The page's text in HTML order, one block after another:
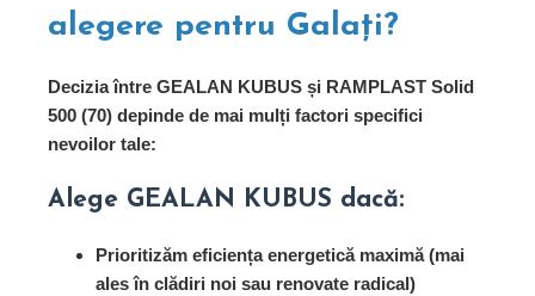
alegere pentru Galați?
Decizia între GEALAN KUBUS și RAMPLAST Solid
500 (70) depinde de mai mulți factori specifici
nevoilor tale:
Alege GEALAN KUBUS dacă:
Prioritizăm eficiența energetică maximă (mai
ales în clădiri noi sau renovate radical)